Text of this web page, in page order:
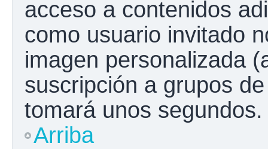
acceso a contenidos
como usuario invitado
imagen personalizada
suscripción a grupos
tomará unos
Arriba